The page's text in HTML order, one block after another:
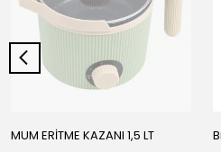
MUM ERİTME KAZANI 1,5 LT